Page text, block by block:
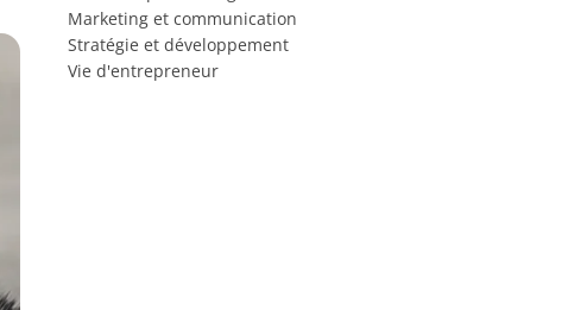
Marketing et communication
Stratégie et développement
Vie d'entrepreneur